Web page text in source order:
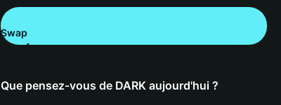
Swap
Que pensez-vous de DARK aujourd'hui ?